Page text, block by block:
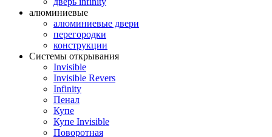
алюминиевые
алюминиевые двери
перегородки
конструкции
Системы открывания
Invisible
Invisible Revers
Infinity
Пенал
Купе
Купе Invisible
Поворотная